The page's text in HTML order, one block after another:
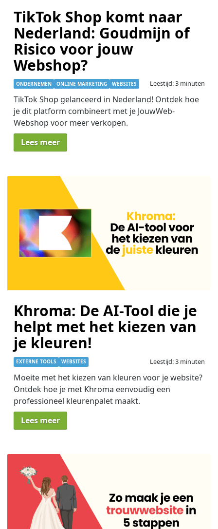
TikTok Shop komt naar
Nederland: Goudmijn of
Risico voor jouw
Webshop?
ONDERNEMEN ONLINE MARKETING WEBSITES Leestijd: 3 minuten
TikTok Shop gelanceerd in Nederland! Ontdek hoe
je dit platform combineert met je JouwWeb-
Webshop voor meer verkopen.
Lees meer
Khroma: De AI-Tool die je
helpt met het kiezen van
je kleuren!
EXTERNE TOOLS WEBSITES Leestijd: 3 minuten
Moeite met het kiezen van kleuren voor je website?
Ontdek hoe je met Khroma eenvoudig een
professioneel kleurenpalet maakt.
Lees meer